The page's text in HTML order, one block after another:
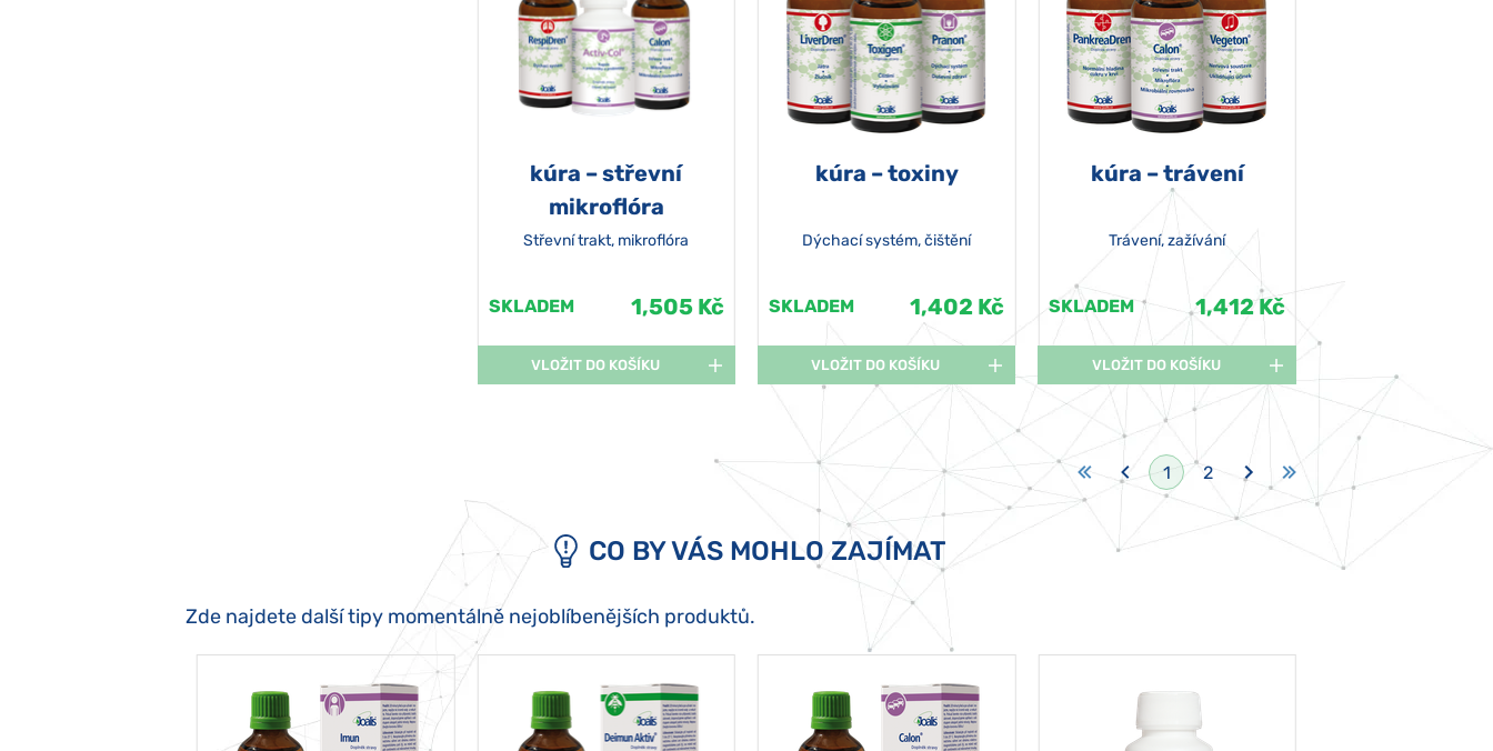
kúra – střevní
mikroflóra
Střevní trakt, mikroflóra
SKLADEM 1,505 Kč
VLOŽIT DO KOŠÍKU
kúra – toxiny
Dýchací systém, čištění
SKLADEM 1,402 Kč
VLOŽIT DO KOŠÍKU
kúra – trávení
Trávení, zažívání
SKLADEM 1,412 Kč
VLOŽIT DO KOŠÍKU
1 2
CO BY VÁS MOHLO ZAJÍMAT
Zde najdete další tipy momentálně nejoblíbenějších produktů.